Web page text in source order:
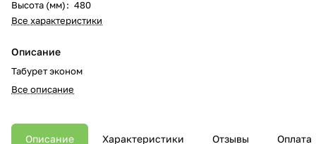
Высота (мм): 480
Все характеристики
Описание
Табурет эконом
Все описание
Описание Характеристики Отзывы Оплата